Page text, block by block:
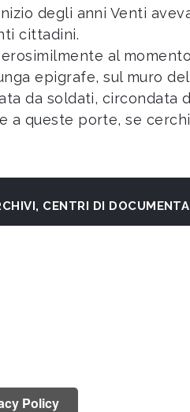
degli anni Venti
cittadini.
al
epigrafe, sul muro
da soldati, circondata
a queste porte, se
CENTRI DI
Policy